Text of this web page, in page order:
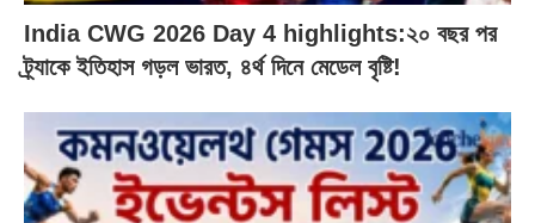
India CWG 2026 Day 4 highlights:২০ বছর পর
ট্র্যাকে ইতিহাস গড়ল ভারত, ৪র্থ দিনে মেডেল বৃষ্টি!